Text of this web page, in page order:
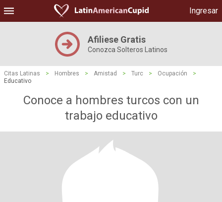
Ingresar
Afiliese Gratis
Conozca Solteros Latinos
Citas Latinas > Hombres > Amistad > Turc > Ocupación
>
Educativo
Conoce a hombres turcos con un
trabajo educativo